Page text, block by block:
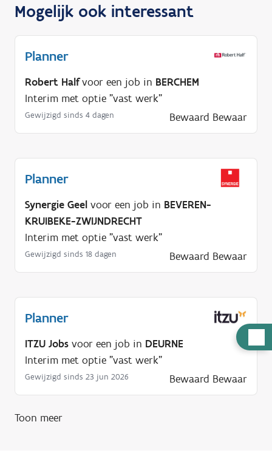
u
p
Mogelijk ook interessant
Planner
Robert Halfvoor een job in BERCHEM
Interim met optie "vast werk"
Gewijzigd sinds 4 dagen Bewaard Bewaar
Planner
Synergie Geel voor een job in BEVEREN-
KRUIBEKE-ZWIJNDRECHT
Interim met optie "vast werk"
Gewijzigd sinds 18 dagen Bewaard Bewaar
Planner
ITZU Jobs voor een job in DEURNE
Interim met optie "vast werk"
Gewijzigd sinds 23 jun 2026 Bewaard Bewaar
Toon meer